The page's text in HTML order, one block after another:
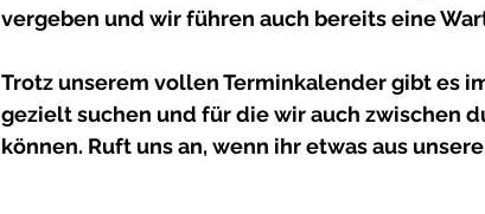
vergeben und wir führen auch bereits eine
Trotz unserem vollen Terminkalender gibt es
gezielt suchen und für die wir auch zwischen
können. Ruft uns an, wenn ihr etwas aus